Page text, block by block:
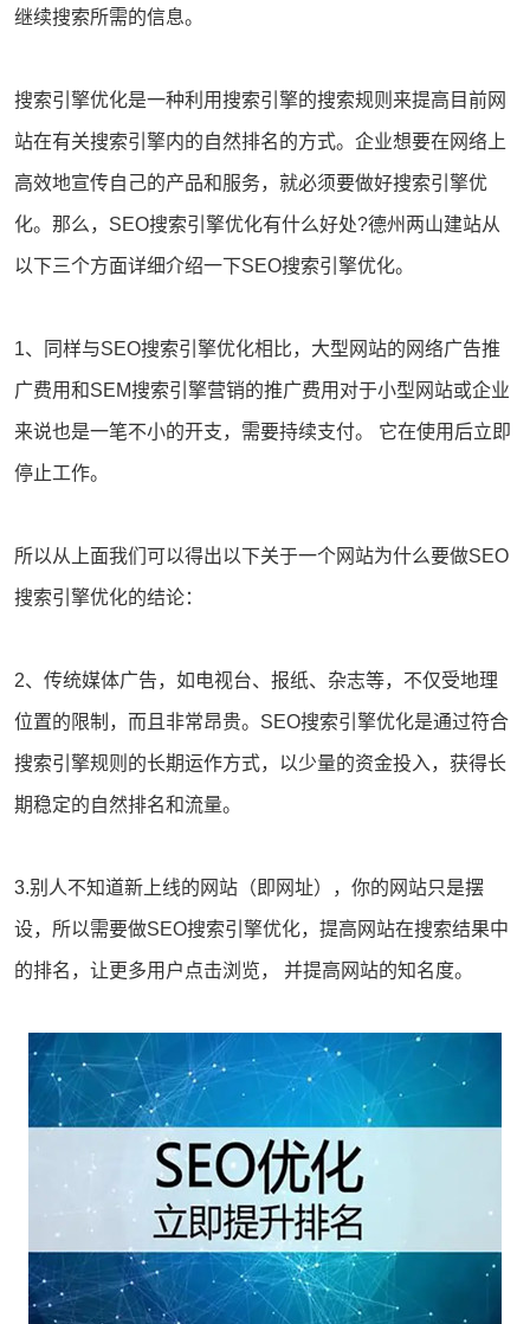
继续搜索所需的信息。
搜索引擎优化是一种利用搜索引擎的搜索规则来提高目前网
站在有关搜索引擎内的自然排名的方式。企业想要在网络上
高效地宣传自己的产品和服务，就必须要做好搜索引擎优
化。那么，SEO搜索引擎优化有什么好处?德州 两山建站从
以下三个方面详细介绍一下SEO搜索引擎优化。
1、同样与SEO搜索引擎优化相比，大型网站的网络广告推
广费用和SEM搜索引擎营销的推广费用对于小型网站或企业
来说也是一笔不小的开支，需要持续支付。 它在使用后立即
停止工作。
所以从上面我们可以得出以下关于一个网站为什么要做SEO
搜索引擎优化的结论：
2、传统媒体广告，如电视台、报纸、杂志等，不仅受地理
位置的限制，而且非常昂贵。SEO搜索引擎优化是通过符合
搜索引擎规则的长期运作方式，以少量的资金投入，获得长
期稳定的自然排名和流量。
3.别人不知道新上线的网站（即网址），你的网站只是摆
设，所以需要做SEO搜索引擎优化，提高网站在搜索结果中
的排名，让更多用户点击浏览， 并提高网站的知名度。